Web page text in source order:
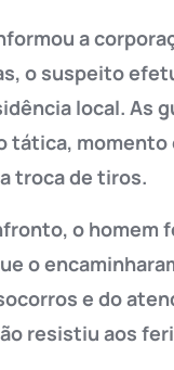
a
o suspeito
local. As
tática, momento
troca de tiros.
o homem
o
e do
resistiu aos